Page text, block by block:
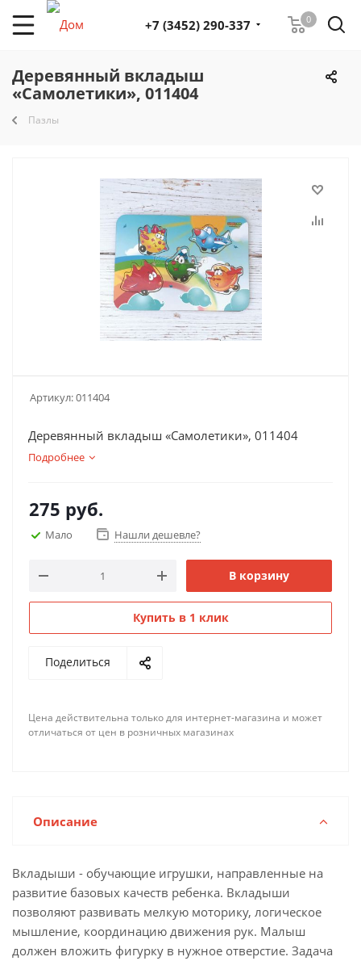
0
+7 (3452) 290-337
Деревянный вкладыш
«Самолетики», 011404
Пазлы
Артикул:011404
Деревянный вкладыш «Самолетики», 011404
Подробнее
275 руб.
Мало Нашли дешевле?
В корзину
Купить в 1 клик
Поделиться
Цена действительна только для интернет-магазина и может
отличаться от цен в розничных магазинах
Описание
Вкладыши - обучающие игрушки, направленные на
развитие базовых качеств ребенка. Вкладыши
позволяют развивать мелкую моторику, логическое
мышление, координацию движения рук. Малыш
должен вложить фигурку в нужное отверстие. Задача